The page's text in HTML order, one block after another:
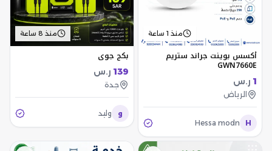
منذ 1 ساعة
أكسس بوينت جراند ستريم
GWN7660E
1 ر.س
الرياض
H
Hessa modn
منذ 8 ساعة
بكج جوي
139 ر.س
جدة
و وليد